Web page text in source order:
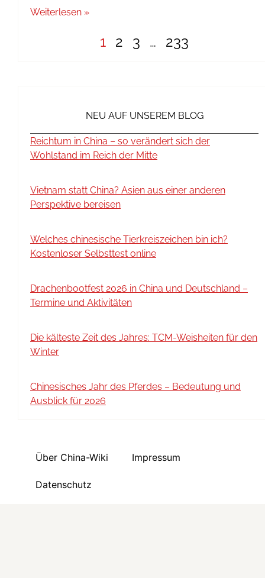
Weiterlesen »
1 2 3 … 233
NEU AUF UNSEREM BLOG
Reichtum in China – so verändert sich der
Wohlstand im Reich der Mitte
Vietnam statt China? Asien aus einer anderen
Perspektive bereisen
Welches chinesische Tierkreiszeichen bin ich?
Kostenloser Selbsttest online
Drachenbootfest 2026 in China und Deutschland –
Termine und Aktivitäten
Die kälteste Zeit des Jahres: TCM-Weisheiten für den
Winter
Chinesisches Jahr des Pferdes – Bedeutung und
Ausblick für 2026
Über China-Wiki Impressum
Datenschutz